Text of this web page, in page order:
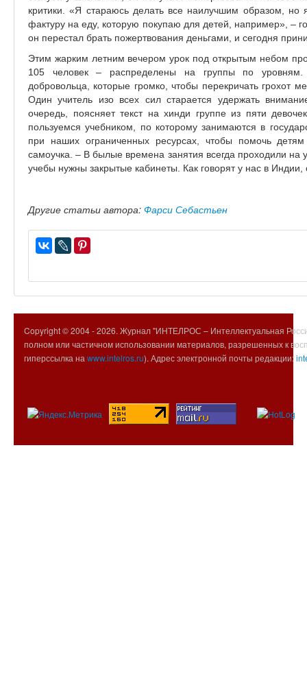
критики. «Я стараюсь делать все наилучшим образом, но
фактуру на еду, которую покупаю для детей, например», –
он перестал брать пожертвования деньгами, и сегодня
Этим жарким летним вечером урок под открытым небом
105 человек – распределены на группы по
добровольца, которые громко, чтобы перекричать грохот
Один учитель изо всех сил старается удержать
очередь, поясняет текст на хинди группе из пяти
пользуемся учебником, по которому занимаются в
при наших ограниченных ресурсах, чтобы помочь
самоучка. – В былые времена занятия всегда проходили на
учебы нужны закрытые кабинеты. Как говорят у нас в
Другие статьи автора: Фарси Себастьен
Copyright © 2004 -2026. Журнал "ИНТЕЛРОС – Интеллектуальная
полном или частичном использовании материалов, разрешенных к
гиперссылка на www.intelros.ru). Адрес электронной почты редакции: